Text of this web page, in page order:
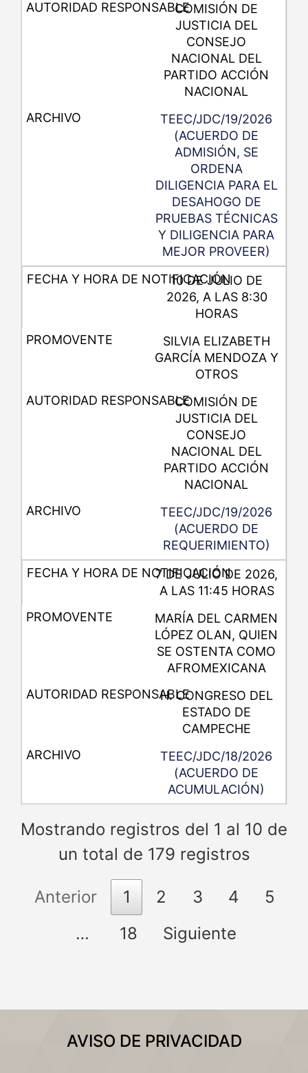
COMISIÓN DE
JUSTICIA DEL
CONSEJO
NACIONAL DEL
PARTIDO ACCIÓN
NACIONAL
TEEC/JDC/19/2026
(ACUERDO DE
ADMISIÓN, SE
ORDENA
DILIGENCIA PARA EL
DESAHOGO DE
PRUEBAS TÉCNICAS
Y DILIGENCIA PARA
MEJOR PROVEER)
10 DE JULIO DE
2026, A LAS 8:30
HORAS
SILVIA ELIZABETH
GARCÍA MENDOZA Y
OTROS
COMISIÓN DE
JUSTICIA DEL
CONSEJO
NACIONAL DEL
PARTIDO ACCIÓN
NACIONAL
TEEC/JDC/19/2026
(ACUERDO DE
REQUERIMIENTO)
7 DE JULIO DE 2026,
A LAS 11:45 HORAS
MARÍA DEL CARMEN
LÓPEZ OLAN, QUIEN
SE OSTENTA COMO
AFROMEXICANA
H. CONGRESO DEL
ESTADO DE
CAMPECHE
TEEC/JDC/18/2026
(ACUERDO DE
ACUMULACIÓN)
Mostrando registros del 1 al 10 de
un total de 179 registros
Anterior 1 2 3 4
5
…
18 Siguiente
AVISO DE PRIVACIDAD